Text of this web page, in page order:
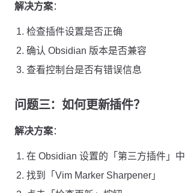
解决方案：
检查插件设置是否正确
确认 Obsidian 版本是否兼容
查看控制台是否有错误信息
问题三：如何更新插件？
解决方案：
在 Obsidian 设置的「第三方插件」中
找到「Vim Marker Sharpener」